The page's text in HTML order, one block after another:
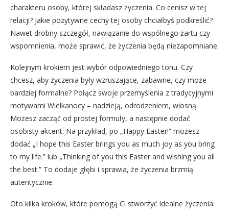
charakteru osoby, której składasz życzenia. Co cenisz w tej
relacji? Jakie pozytywne cechy tej osoby chciałbyś podkreślić?
Nawet drobny szczegół, nawiązanie do wspólnego żartu czy
wspomnienia, może sprawić, że życzenia będą niezapomniane.
Kolejnym krokiem jest wybór odpowiedniego tonu. Czy
chcesz, aby życzenia były wzruszające, zabawne, czy może
bardziej formalne? Połącz swoje przemyślenia z tradycyjnymi
motywami Wielkanocy – nadzieją, odrodzeniem, wiosną.
Możesz zacząć od prostej formuły, a następnie dodać
osobisty akcent. Na przykład, po „Happy Easter!” możesz
dodać „I hope this Easter brings you as much joy as you bring
to my life.” lub „Thinking of you this Easter and wishing you all
the best.” To dodaje głębi i sprawia, że życzenia brzmią
autentycznie.
Oto kilka kroków, które pomogą Ci stworzyć idealne życzenia: